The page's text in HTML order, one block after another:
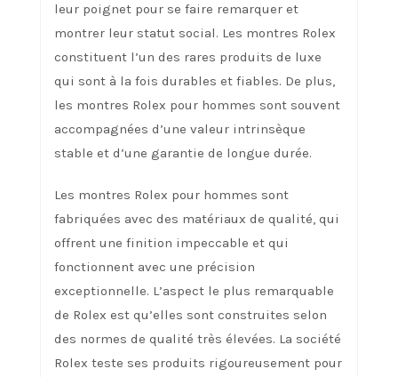
leur poignet pour se faire remarquer et
montrer leur statut social. Les montres Rolex
constituent l’un des rares produits de luxe
qui sont à la fois durables et fiables. De plus,
les montres Rolex pour hommes sont souvent
accompagnées d’une valeur intrinsèque
stable et d’une garantie de longue durée.
Les montres Rolex pour hommes sont
fabriquées avec des matériaux de qualité, qui
offrent une finition impeccable et qui
fonctionnent avec une précision
exceptionnelle. L’aspect le plus remarquable
de Rolex est qu’elles sont construites selon
des normes de qualité très élevées. La société
Rolex teste ses produits rigoureusement pour